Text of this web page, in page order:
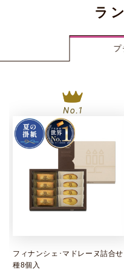
ラ
プ
フィナンシェ･マドレーヌ詰合
種8個入